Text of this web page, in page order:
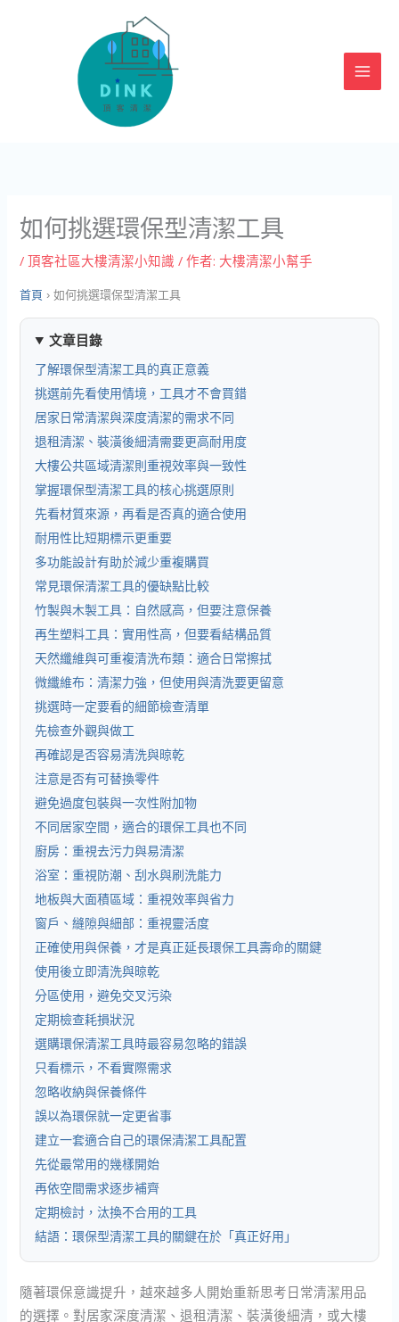
如何挑選環保型清潔工具
/頂客社區大樓清潔小知識 / 作者: 大樓清潔小幫手
首頁 ›如何挑選環保型清潔工具
文章目錄
了解環保型清潔工具的真正意義
挑選前先看使用情境，工具才不會買錯
居家日常清潔與深度清潔的需求不同
退租清潔、裝潢後細清需要更高耐用度
大樓公共區域清潔則重視效率與一致性
掌握環保型清潔工具的核心挑選原則
先看材質來源，再看是否真的適合使用
耐用性比短期標示更重要
多功能設計有助於減少重複購買
常見環保清潔工具的優缺點比較
竹製與木製工具：自然感高，但要注意保養
再生塑料工具：實用性高，但要看結構品質
天然纖維與可重複清洗布類：適合日常擦拭
微纖維布：清潔力強，但使用與清洗要更留意
挑選時一定要看的細節檢查清單
先檢查外觀與做工
再確認是否容易清洗與晾乾
注意是否有可替換零件
避免過度包裝與一次性附加物
不同居家空間，適合的環保工具也不同
廚房：重視去污力與易清潔
浴室：重視防潮、刮水與刷洗能力
地板與大面積區域：重視效率與省力
窗戶、縫隙與細部：重視靈活度
正確使用與保養，才是真正延長環保工具壽命的關鍵
使用後立即清洗與晾乾
分區使用，避免交叉污染
定期檢查耗損狀況
選購環保清潔工具時最容易忽略的錯誤
只看標示，不看實際需求
忽略收納與保養條件
誤以為環保就一定更省事
建立一套適合自己的環保清潔工具配置
先從最常用的幾樣開始
再依空間需求逐步補齊
定期檢討，汰換不合用的工具
結語：環保型清潔工具的關鍵在於「真正好用」
隨著環保意識提升，越來越多人開始重新思考日常清潔用品
的選擇。對居家深度清潔、退租清潔、裝潢後細清，或大樓